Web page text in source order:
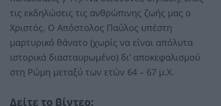
τις εκδηλώσεις τις ανθρώπινης ζωής μας ο
Χριστός. Ο Απόστολος Παύλος υπέστη
μαρτυρικό θάνατο (χωρίς να είναι απόλυτα
ιστορικά διασταυρωμένο) δι’ αποκεφαλισμού
στη Ρώμη μεταξύ των ετών 64 – 67 μ.Χ.
Δείτε το βίντεο: